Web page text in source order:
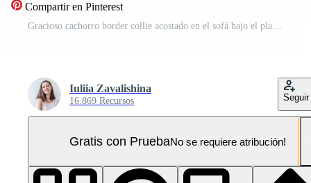
Compartir en Pinterest
Gracioso cachorro border collie acostado en el sofá bajo el plaid en el interior. pequeño perro mascota en casa manteniéndose caliente escondido bajo una manta en el frío clima de otoño invierno. concepto de estado de ánimo hygge de vida animal mascota Vídeo Pro
Iuliia Zavalishina
16.869 Recursos Seguir
Gratis con PruebaNo se requiere atribución!